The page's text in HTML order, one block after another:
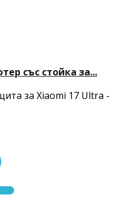
със стойка за...
за Xiaomi 17 Ultra -